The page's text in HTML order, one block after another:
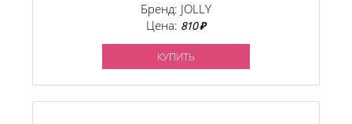
Бренд: JOLLY
Цена: 810 ₽
КУПИТЬ